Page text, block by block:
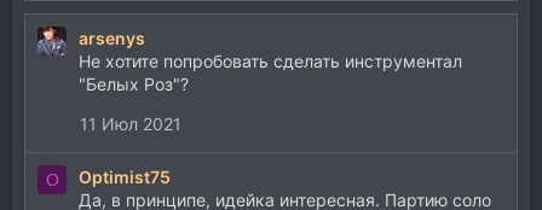
arsenys
Не хотите попробовать сделать инструментал
"Белых Роз"?
11 Июл 2021
O
Optimist75
Да, в принципе, идейка интересная. Партию соло